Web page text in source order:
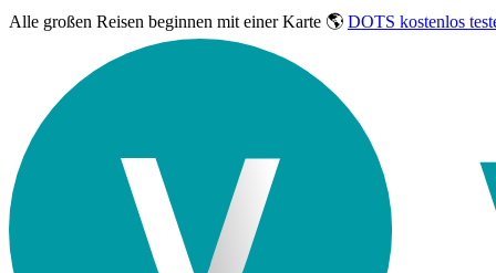
Alle großen Reisen beginnen mit einer Karte 🌎 DOTS kostenlos